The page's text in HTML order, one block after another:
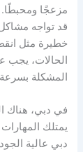
مزعجًا ومحبطًا.
قد تواجه
خطيرة مثل
الحالات، يجب
المشكلة بسرعة
في دبي، هناك
يمتلك
دبي عالية